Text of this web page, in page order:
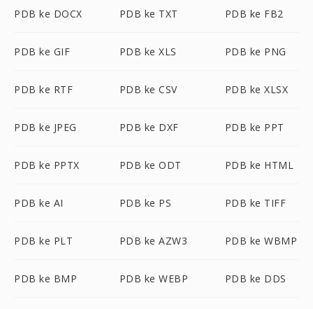
PDB ke DOCX PDB ke TXT PDB ke FB2
PDB ke GIF PDB ke XLS PDB ke PNG
PDB ke RTF PDB ke CSV PDB ke XLSX
PDB ke JPEG PDB ke DXF PDB ke PPT
PDB ke PPTX PDB ke ODT PDB ke HTML
PDB ke AI PDB ke PS PDB ke TIFF
PDB ke PLT PDB ke AZW3 PDB ke WBMP
PDB ke BMP PDB ke WEBP PDB ke DDS